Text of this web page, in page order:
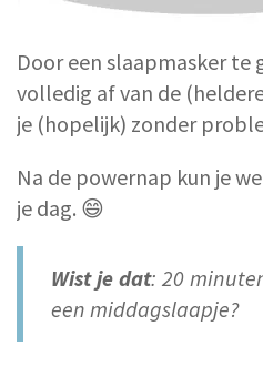
Door een slaapmasker te
volledig af van de
je (hopelijk) zonder
Na de powernap kun je
je dag. 😄
Wist je dat: 20
een middagslaapje?